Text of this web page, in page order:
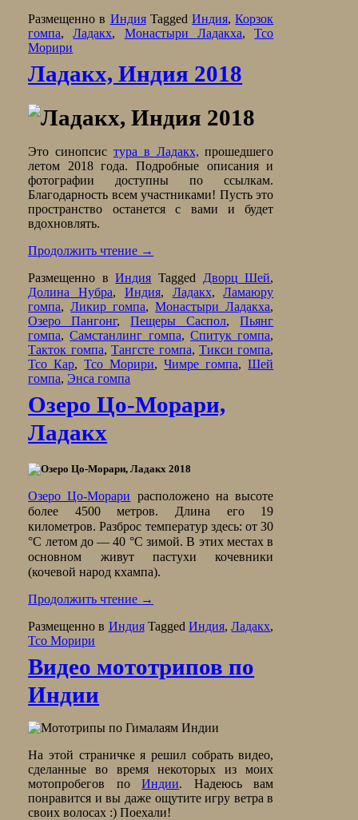
Размещенно в Индия TaggedИндия,Корзок
гомпа,Ладакх, Монастыри Ладакха,Тсо
Морири
Ладакх, Индия 2018
Это синопсис тура в Ладакх, прошедшего
летом 2018 года. Подробные описания и
фотографии доступны по ссылкам.
Благодарность всем участниками! Пусть это
пространство останется с вами и будет
вдохновлять.
Продолжить чтение →
Размещенно вИндия Tagged Дворц Шей,
Долина Нубра, Индия, Ладакх,Ламаюру
гомпа,Ликир гомпа,Монастыри Ладакха,
Озеро Пангонг,Пещеры Саспол,Пьянг
гомпа,Самстанлинг гомпа,Спитук гомпа,
Такток гомпа,Тангсте гомпа, Тикси гомпа,
Тсо Кар,Тсо Морири,Чимре гомпа,Шей
гомпа, Энса гомпа
Озеро Цо-Морари,
Ладакх
Озеро Цо-Морари расположено на высоте
более 4500 метров. Длина его 19
километров. Разброс температур здесь: от 30
°C летом до — 40 °C зимой. В этих местах в
основном живут пастухи кочевники
(кочевой народ кхампа).
Продолжить чтение →
Размещенно в Индия TaggedИндия,Ладакх,
Тсо Морири
Видео мототрипов по
Индии
На этой страничке я решил собрать видео,
сделанные во время некоторых из моих
мотопробегов поИндии. Надеюсь вам
понравится и вы даже ощутите игру ветра в
своих волосах :) Поехали!